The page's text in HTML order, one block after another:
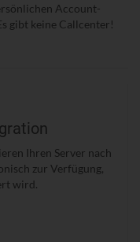
Account-
gibt keine Callcenter!
Ihren Server nach
zur Verfügung,
wird.